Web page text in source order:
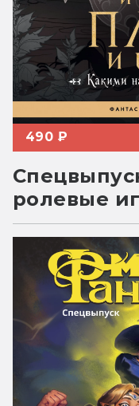
490 ₽
ролевые